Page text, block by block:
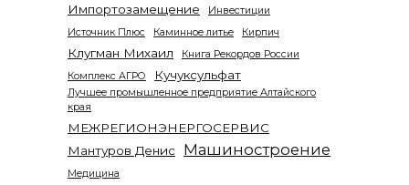
Импортозамещение
Инвестиции
Источник Плюс
Каминное литье Кирпич
Клугман Михаил
Книга Рекордов России
Комплекс АГРО
Кучуксульфат
Лучшее промышленное предприятие Алтайского
края
МЕЖРЕГИОНЭНЕРГОСЕРВИС
Мантуров Денис
Машиностроение
Медицина